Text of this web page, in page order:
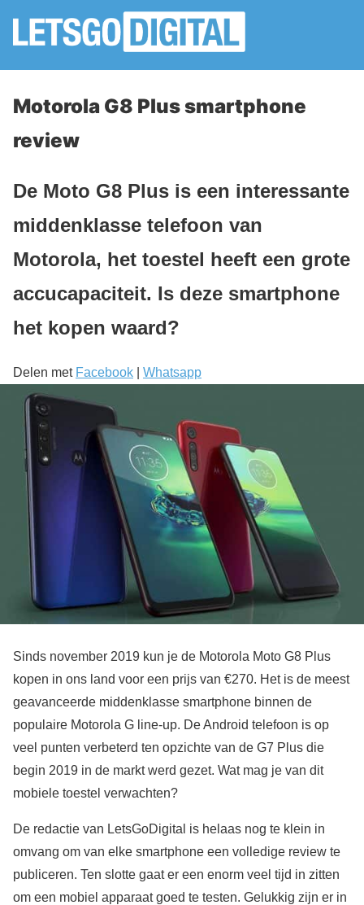
Motorola G8 Plus smartphone
review
De Moto G8 Plus is een interessante
middenklasse telefoon van
Motorola, het toestel heeft een grote
accucapaciteit. Is deze smartphone
het kopen waard?
Delen met Facebook Whatsapp
Sinds november 2019 kun je de Motorola Moto G8 Plus
kopen in ons land voor een prijs van €270. Het is de meest
geavanceerde middenklasse smartphone binnen de
populaire Motorola G line-up. De Android telefoon is op
veel punten verbeterd ten opzichte van de G7 Plus die
begin 2019 in de markt werd gezet. Wat mag je van dit
mobiele toestel verwachten?
De redactie van LetsGoDigital is helaas nog te klein in
omvang om van elke smartphone een volledige review te
publiceren. Ten slotte gaat er een enorm veel tijd in zitten
om een mobiel apparaat goed te testen. Gelukkig zijn er in